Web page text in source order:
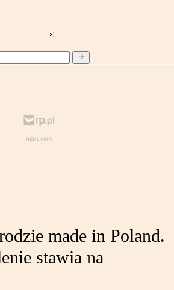
made in Poland.
stawia na